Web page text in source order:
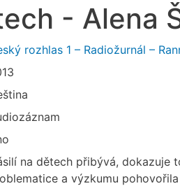
- Alena
rozhlas 1 – Radiožurnál –
na dětech přibývá, dokazuje
a výzkumu